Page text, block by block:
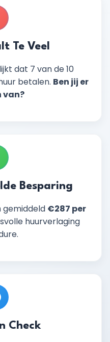
Te Veel
dat 7 van de 10
betalen. Ben jij er
van?
Besparing
gemiddeld €287 per
huurverlaging
Check